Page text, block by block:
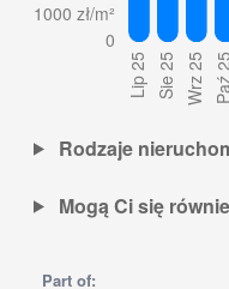
Rodzaje
Mogą Ci się
Part of: